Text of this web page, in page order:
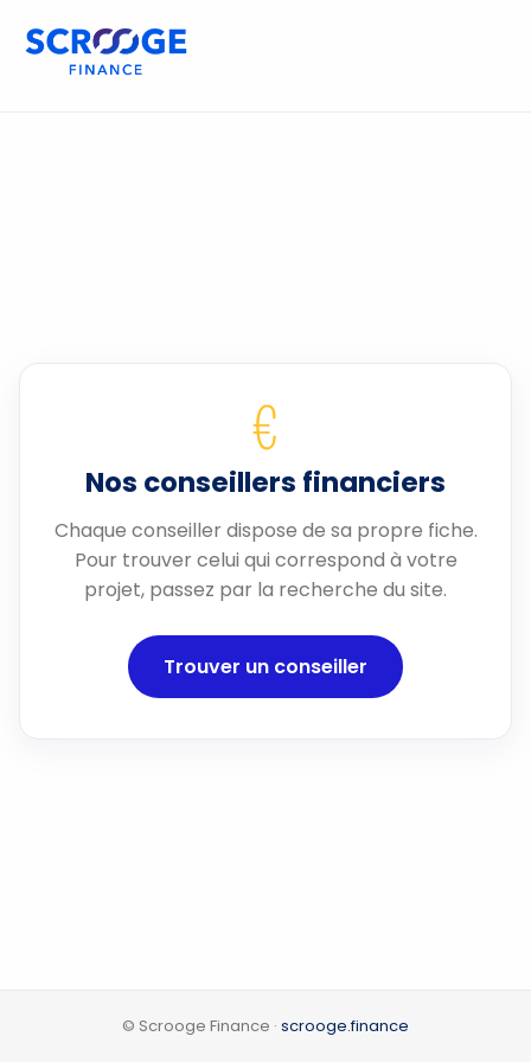
€
Nos conseillers financiers
Chaque conseiller dispose de sa propre fiche.
Pour trouver celui qui correspond à votre
projet, passez par la recherche du site.
Trouver un conseiller
© Scrooge Finance · scrooge.finance